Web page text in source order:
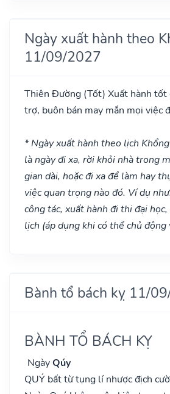
Ngày xuất hành theo
11/09/2027
Thiên Đường (Tốt) Xuất hành tốt
trợ, buôn bán may mắn mọi việc
* Ngày xuất hành theo lịch
là ngày đi xa, rời khỏi nhà trong
gian dài, hoặc đi xa để làm hay
việc quan trọng nào đó. Ví dụ
công tác, xuất hành đi thi đại
lịch (áp dụng khi có thể chủ động
Bành tổ bách kỵ 11/
BÀNH TỔ BÁCH KỴ
NgàyQúy
QUÝ bất từ tụng lí nhược địch